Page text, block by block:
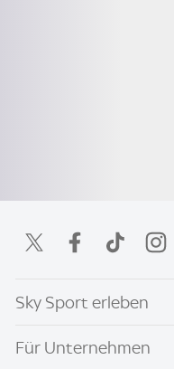
Sky Sport erleben
Für Unternehmen